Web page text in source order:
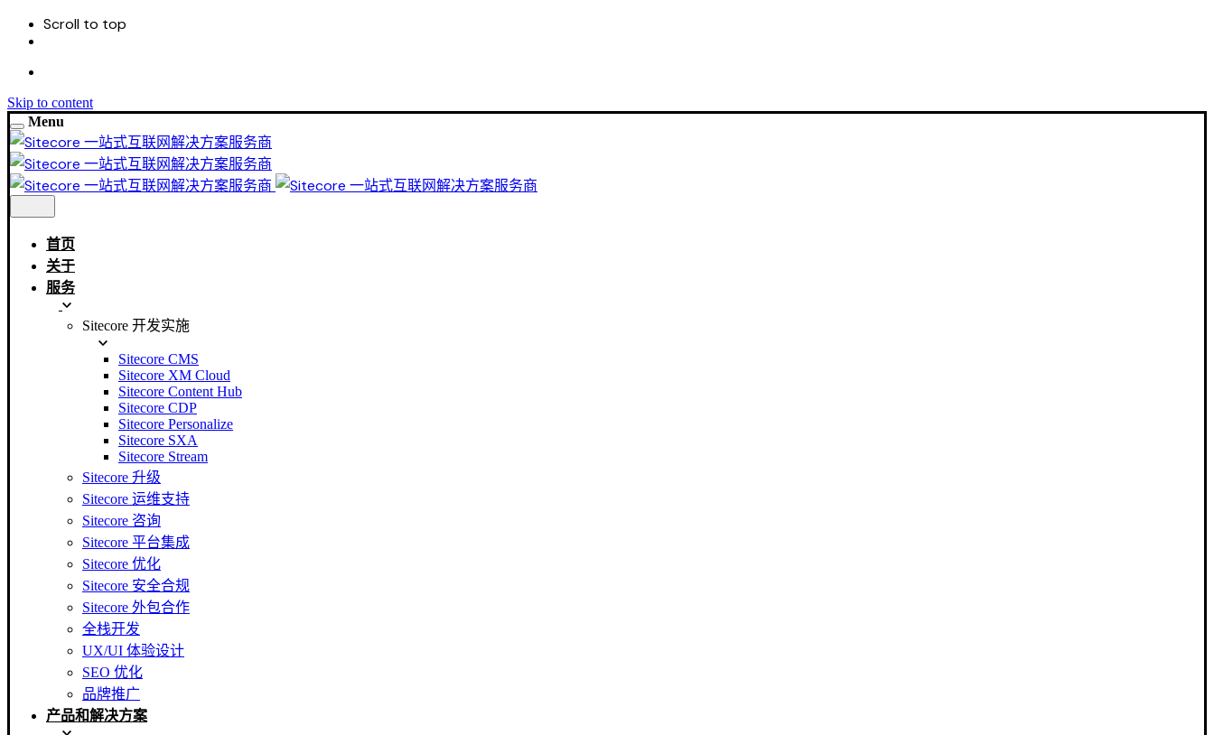
Scroll to top
Skip to content
Menu
首页
关于
服务
Sitecore 开发实施
Sitecore CMS
Sitecore XM Cloud
Sitecore Content Hub
Sitecore CDP
Sitecore Personalize
Sitecore SXA
Sitecore Stream
Sitecore 升级
Sitecore 运维支持
Sitecore 咨询
Sitecore 平台集成
Sitecore 优化
Sitecore 安全合规
Sitecore 外包合作
全栈开发
UX/UI 体验设计
SEO 优化
品牌推广
产品和解决方案